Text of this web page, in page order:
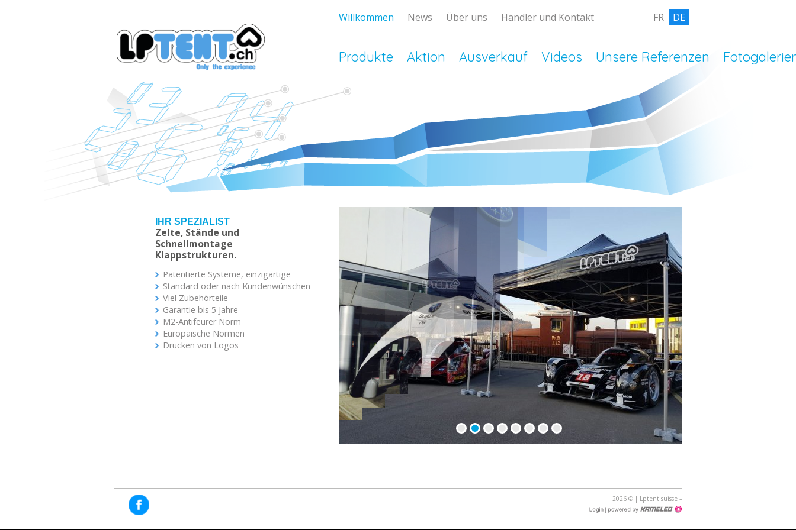
lptent.ch
FR DE
Willkommen News Über uns Händler und Kontakt
Produkte Aktion Ausverkauf Videos Unsere Referenzen
IHR SPEZIALIST
Zelte, Stände und
Schnellmontage
Klappstrukturen.
Patentierte Systeme, einzigartige
Standard oder nach Kundenwünschen
Viel Zubehörteile
Garantie bis 5 Jahre
M2-Antifeurer Norm
Europäische Normen
Drucken von Logos
2 6
2026 © | Lptent suisse –